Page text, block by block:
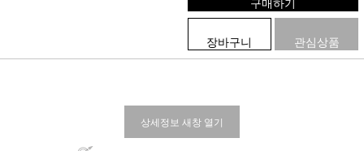
장바구니 관심상품
상세정보 새창 열기